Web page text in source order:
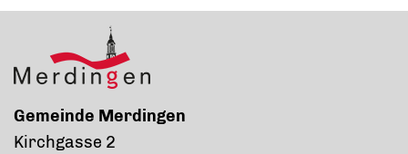
Gemeinde Merdingen
Kirchgasse 2